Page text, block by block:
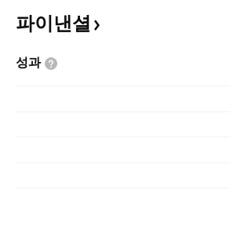
파이낸셜
성과